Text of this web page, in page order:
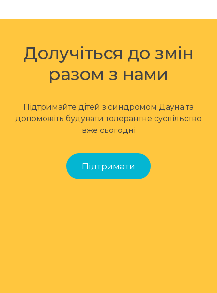
Долучіться до змін
разом з нами
Підтримайте дітей з синдромом Дауна та
допоможіть будувати толерантне суспільство
вже сьогодні
Підтримати